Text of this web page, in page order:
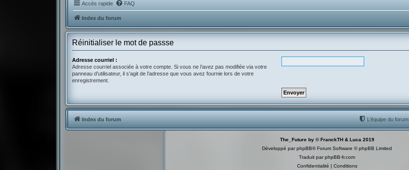
Accès rapide FAQ
Index du forum
Réinitialiser le mot de passse
Adresse courriel :
Adresse courriel associée à votre compte. Si vous ne l’avez pas modifiée via votre
panneau d’utilisateur, il s’agit de l’adresse que vous avez fournie lors de votre
enregistrement.
Index du forum L’équipe du forum
The_Future by © FranckTH & Luca 2019
Développé parphpBB® Forum Software © phpBB Limited
Traduit parphpBB-fr.com
Confidentialité
Conditions